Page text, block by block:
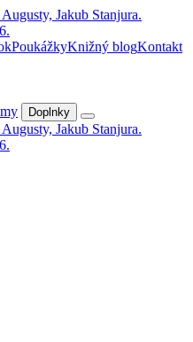
PoukážkyKnižný blogKontakt
Doplnky